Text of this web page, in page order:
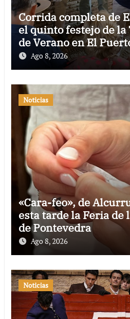
Corrida completa de
el quinto festejo de la
de Verano en El
Ago 8, 2026
Noticias
«Cara-feo», de
esta tarde la Feria de
de Pontevedra
Ago 8, 2026
Noticias